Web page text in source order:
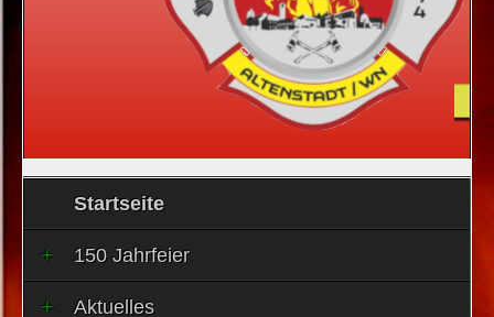
Startseite
150 Jahrfeier
Aktuelles